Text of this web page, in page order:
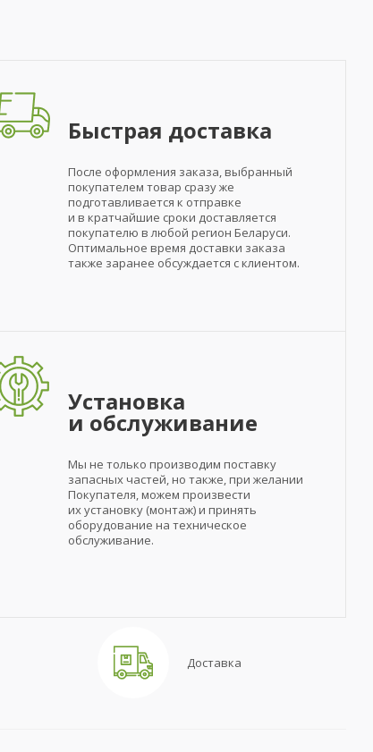
Быстрая доставка
После оформления заказа, выбранный
покупателем товар сразу же
подготавливается к отправке
и в кратчайшие сроки доставляется
покупателю в любой регион Беларуси.
Оптимальное время доставки заказа
также заранее обсуждается с клиентом.
Установка
и обслуживание
Мы не только производим поставку
запасных частей, но также, при желании
Покупателя, можем произвести
их установку (монтаж) и принять
оборудование на техническое
обслуживание.
Доставка